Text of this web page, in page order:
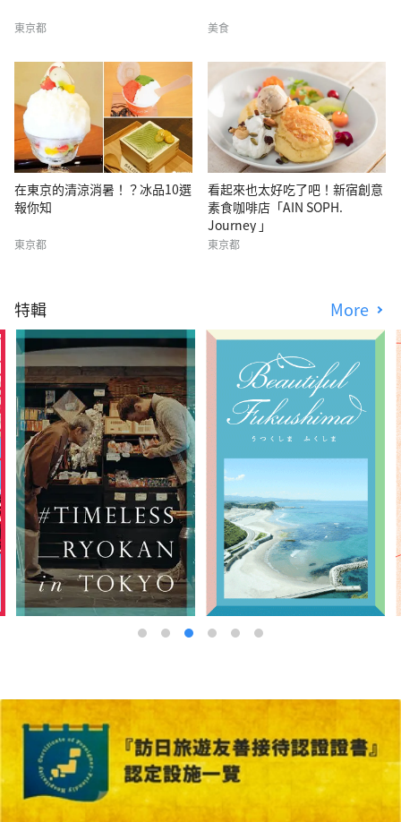
東京都 美食
在東京的清涼消暑！？冰品10選
報你知
東京都
看起來也太好吃了吧！新宿創意
素食咖啡店「AIN SOPH.
Journey 」
東京都
特輯 More